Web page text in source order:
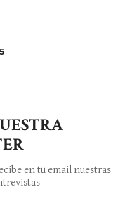
en tu email nuestras